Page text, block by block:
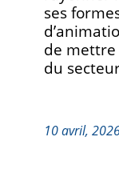
ses
de mettre
du
10 avril,